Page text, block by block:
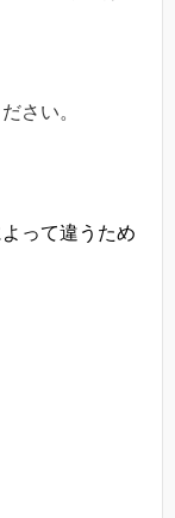
さい。
って違うため